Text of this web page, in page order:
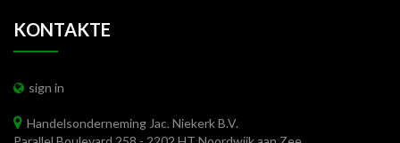
KONTAKTE
sign in
Handelsonderneming Jac. Niekerk B.V.